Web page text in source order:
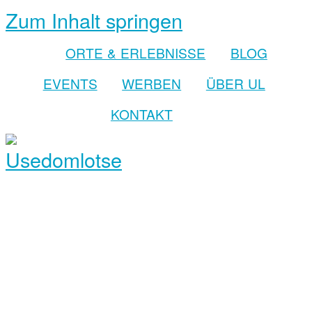
Zum Inhalt springen
ORTE & ERLEBNISSE
BLOG
EVENTS
WERBEN
ÜBER UL
KONTAKT